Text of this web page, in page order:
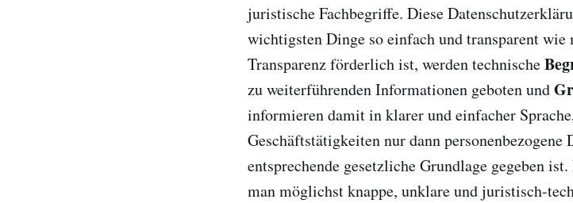
juristische Fachbegriffe. Diese
wichtigsten Dinge so einfach und transparent wie
Transparenz förderlich ist, werden technische
zu weiterführenden Informationen geboten und
informieren damit in klarer und einfacher
Geschäftstätigkeiten nur dann personenbezogene
entsprechende gesetzliche Grundlage gegeben
man möglichst knappe, unklare und juristisch-